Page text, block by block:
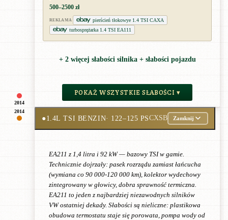
2014
500–2500 zł
REKLAMA
pierścień tłokowye 1.4 TSI CAXA
turbosprężarka 1.4 TSI EA111
+ 2 więcej słabości silnika + słabości pojazdu
POKAŻ WSZYSTKIE SŁABOŚCI ▾
2014
●1.4L TSI BENZIN· 122–125 PSCXSB Zamknij
EA211 z 1,4 litra i 92 kW — bazowy TSI w gamie.
Technicznie dojrzały: pasek rozrządu zamiast łańcucha
(wymiana co 90 000-120 000 km), kolektor wydechowy
zintegrowany w głowicy, dobra sprawność termiczna.
EA211 to jeden z najbardziej niezawodnych silników
VW ostatniej dekady. Słabości są nieliczne: plastikowa
obudowa termostatu staje się porowata, pompa wody od